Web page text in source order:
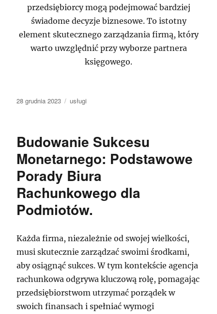
przedsiębiorcy mogą podejmować bardziej
świadome decyzje biznesowe. To istotny
element skutecznego zarządzania firmą, który
warto uwzględnić przy wyborze partnera
księgowego.
Data
28 grudnia 2023 Kategorie
usługi
Budowanie Sukcesu
Monetarnego: Podstawowe
Porady Biura
Rachunkowego dla
Podmiotów.
Każda firma, niezależnie od swojej wielkości,
musi skutecznie zarządzać swoimi środkami,
aby osiągnąć sukces. W tym kontekście agencja
rachunkowa odgrywa kluczową rolę, pomagając
przedsiębiorstwom utrzymać porządek w
swoich finansach i spełniać wymogi